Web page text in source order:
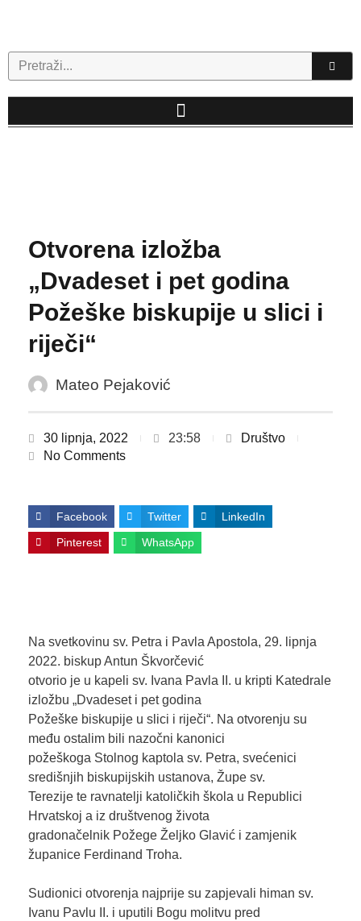
Search
Otvorena izložba
„Dvadeset i pet godina
Požeške biskupije u slici i
riječi“
Mateo Pejaković
30 lipnja, 2022 23:58
Društvo
No Comments
Facebook Twitter LinkedIn
Pinterest WhatsApp
Na svetkovinu sv. Petra i Pavla Apostola, 29. lipnja
2022. biskup Antun Škvorčević
otvorio je u kapeli sv. Ivana Pavla II. u kripti Katedrale
izložbu „Dvadeset i pet godina
Požeške biskupije u slici i riječi“. Na otvorenju su
među ostalim bili nazočni kanonici
požeškoga Stolnog kaptola sv. Petra, svećenici
središnjih biskupijskih ustanova, Župe sv.
Terezije te ravnatelji katoličkih škola u Republici
Hrvatskoj a iz društvenog života
gradonačelnik Požege Željko Glavić i zamjenik
županice Ferdinand Troha.
Sudionici otvorenja najprije su zapjevali himan sv.
Ivanu Pavlu II. i uputili Bogu molitvu pred